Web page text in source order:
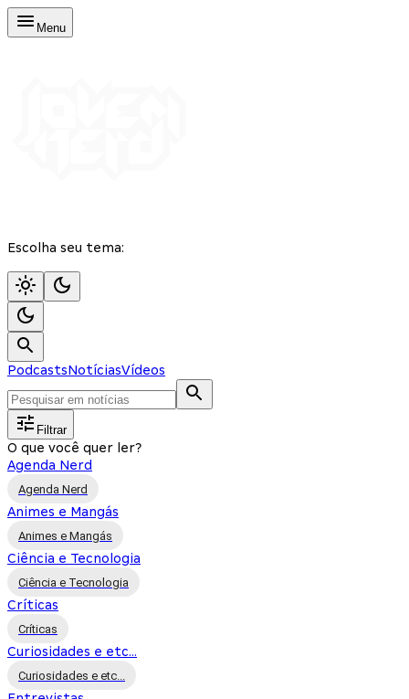
Menu
Escolha seu tema:
PodcastsNotíciasVídeos
Filtrar
O que você quer ler?
Agenda Nerd
Agenda Nerd
Animes e Mangás
Animes e Mangás
Ciência e Tecnologia
Ciência e Tecnologia
Críticas
Críticas
Curiosidades e etc...
Curiosidades e etc...